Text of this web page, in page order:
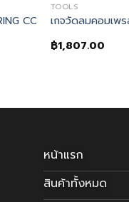
COMPRESSOR 35-
TOOLS
เกจวัดลมคอมเพร
฿1,807.00
หน้าแรก
สินค้าทั้งหมด